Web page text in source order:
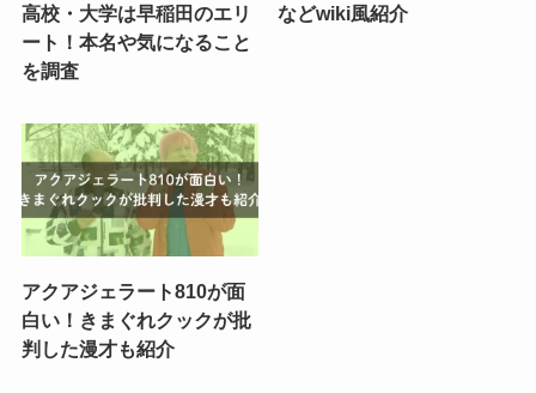
高校・大学は早稲田のエリ
ート！本名や気になること
を調査
などwiki風紹介
アクアジェラート810が面
白い！きまぐれクックが批
判した漫才も紹介